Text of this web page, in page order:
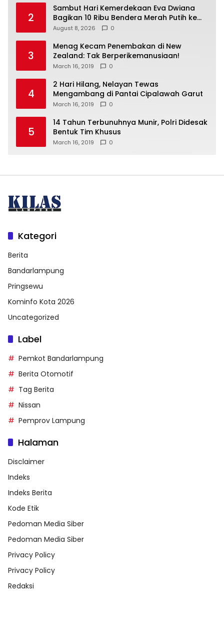
2
Sambut Hari Kemerdekaan Eva Dwiana
Bagikan 10 Ribu Bendera Merah Putih ke
Warga
August 8, 2026 0
3
Menag Kecam Penembakan di New
Zealand: Tak Berperikemanusiaan!
March 16, 2019 0
4
2 Hari Hilang, Nelayan Tewas
Mengambang di Pantai Cipalawah Garut
March 16, 2019 0
5
14 Tahun Terbunuhnya Munir, Polri Didesak
Bentuk Tim Khusus
March 16, 2019 0
Kategori
Berita
Bandarlampung
Pringsewu
Kominfo Kota 2026
Uncategorized
Label
Pemkot Bandarlampung
Berita Otomotif
Tag Berita
Nissan
Pemprov Lampung
Halaman
Disclaimer
Indeks
Indeks Berita
Kode Etik
Pedoman Media Siber
Pedoman Media Siber
Privacy Policy
Privacy Policy
Redaksi